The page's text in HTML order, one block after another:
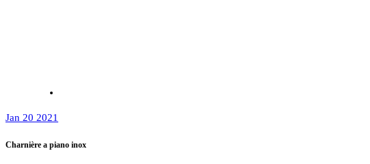
Jan 20 2021
Charnière a piano inox